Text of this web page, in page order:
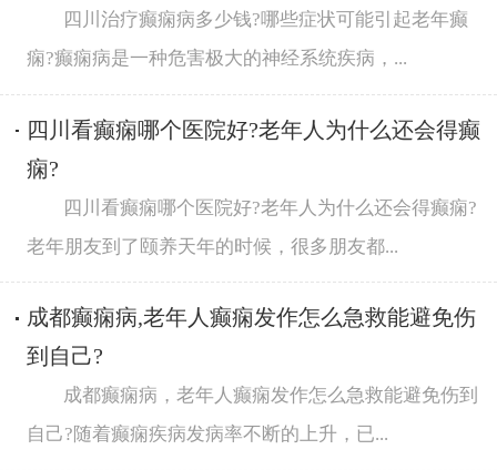
四川治疗癫痫病多少钱?哪些症状可能引起老年癫
痫?癫痫病是一种危害极大的神经系统疾病，...
四川看癫痫哪个医院好?老年人为什么还会得癫
痫?
四川看癫痫哪个医院好?老年人为什么还会得癫痫?
老年朋友到了颐养天年的时候，很多朋友都...
成都癫痫病,老年人癫痫发作怎么急救能避免伤
到自己?
成都癫痫病，老年人癫痫发作怎么急救能避免伤到
自己?随着癫痫疾病发病率不断的上升，已...